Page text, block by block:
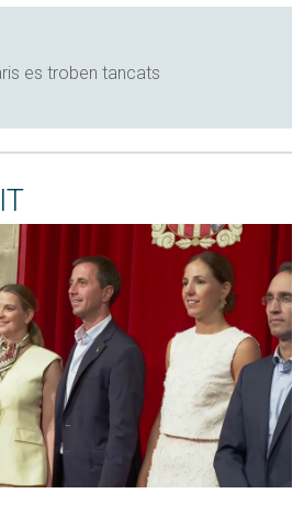
es troben tancats